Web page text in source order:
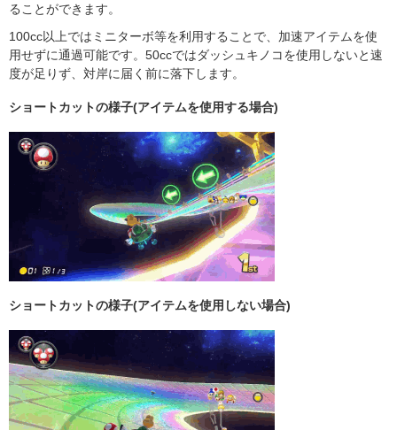
ることができます。
100cc以上ではミニターボ等を利用することで、加速アイテムを使
用せずに通過可能です。50ccではダッシュキノコを使用しないと速
度が足りず、対岸に届く前に落下します。
ショートカットの様子(アイテムを使用する場合)
ショートカットの様子(アイテムを使用しない場合)